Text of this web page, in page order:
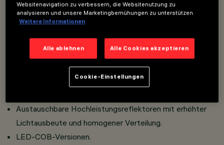
Montage auf Dreiphasenschiene/DALI oder
Deckenanschlussdose.
Hergestellt aus Aluminium-Druckguss und
Thermoplastmaterial.
Refl ektor und Refraktor aus ultrareinem Aluminium mit
hoher Lichtausbeute und homogener Lichtverteilung.
Austauschbare Hochleistungsreflektoren mit erhöhter
Lichtausbeute und homogener Verteilung.
LED-COB-Versionen.
Websitenavigation zu verbessern, die Websitenutzung zu
analysieren und unsere Marketingbemühungen zu unterstützen.
Weitere Informationen
Alle ablehnen Alle Cookies akzeptieren
Cookie-Einstellungen